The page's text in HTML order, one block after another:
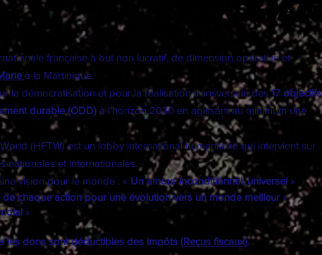
française à but non lucratif, de dimension opérative et
à la Martinique.
la démocratisation et pour la réalisation transversale des17 objectifs
durable (ODD) à l’horizon 2030 en agissant au minimum une
(HFTW) est unlobby internationalhumanitaire qui intervient sur
nationales et internationales.
vision pour le monde : « Un amour inconditionnel, universel »
chaque action pour une évolution vers un monde meilleur»
»
les dons sont déductibles des impôts (Reçus fiscaux).